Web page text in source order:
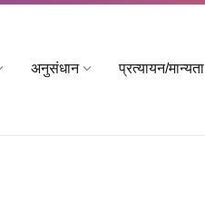
अनुसंधान प्रत्यायन/मान्यता